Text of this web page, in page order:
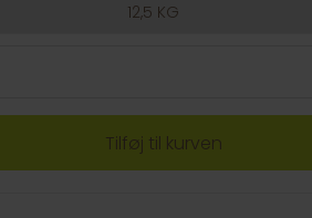
12,5 KG